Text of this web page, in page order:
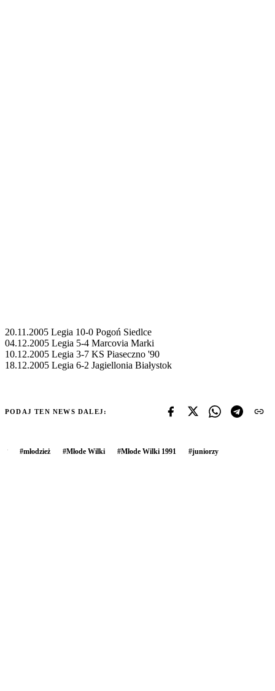
20.11.2005 Legia 10-0 Pogoń Siedlce
04.12.2005 Legia 5-4 Marcovia Marki
10.12.2005 Legia 3-7 KS Piaseczno '90
18.12.2005 Legia 6-2 Jagiellonia Białystok
PODAJ TEN NEWS DALEJ:
#młodzież #Młode Wilki #Młode Wilki 1991 #juniorzy